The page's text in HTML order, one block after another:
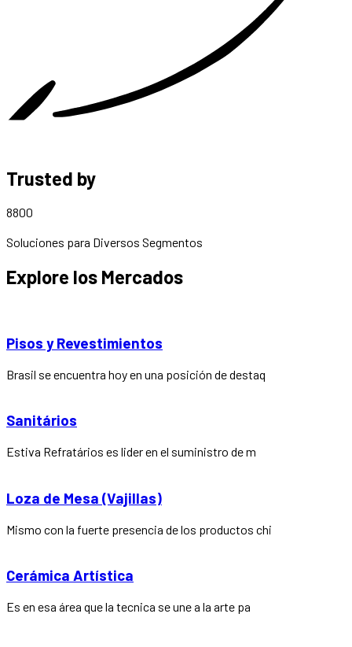
Trusted by
8800
Soluciones para Diversos Segmentos
Explore los Mercados
Pisos y Revestimientos
Brasil se encuentra hoy en una posición de destaq
Sanitários
Estiva Refratários es lider en el suministro de m
Loza de Mesa (Vajillas)
Mismo con la fuerte presencia de los productos chi
Cerámica Artística
Es en esa área que la tecnica se une a la arte pa